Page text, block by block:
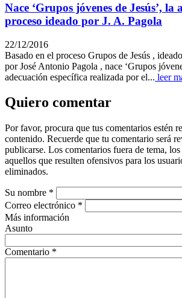
Nace ‘Grupos jóvenes de Jesús’, la
proceso ideado por J. A. Pagola
22/12/2016
Basado en el proceso Grupos de Jesús ,
por José Antonio Pagola , nace ‘Grupos
adecuación específica realizada por el... leer
Quiero comentar
Por favor, procura que tus comentarios estén
contenido. Recuerde que tu comentario será
publicarse. Los comentarios fuera de tema,
aquellos que resulten ofensivos para los
eliminados.
Su nombre *
Correo electrónico *
Más información
Asunto
Comentario *